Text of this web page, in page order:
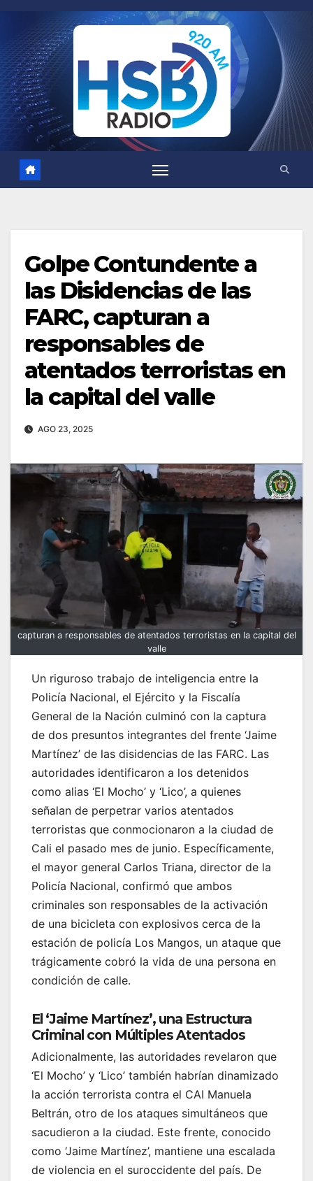
contenido
Golpe Contundente a
las Disidencias de las
FARC, capturan a
responsables de
atentados terroristas en
la capital del valle
AGO 23, 2025
capturan a responsables de atentados terroristas en la capital del
valle
Un riguroso trabajo de inteligencia entre la
Policía Nacional, el Ejército y la Fiscalía
General de la Nación culminó con la captura
de dos presuntos integrantes del frente ‘Jaime
Martínez’ de las disidencias de las FARC. Las
autoridades identificaron a los detenidos
como alias ‘El Mocho’ y ‘Lico’, a quienes
señalan de perpetrar varios atentados
terroristas que conmocionaron a la ciudad de
Cali el pasado mes de junio. Específicamente,
el mayor general Carlos Triana, director de la
Policía Nacional, confirmó que ambos
criminales son responsables de la activación
de una bicicleta con explosivos cerca de la
estación de policía Los Mangos, un ataque que
trágicamente cobró la vida de una persona en
condición de calle.
El ‘Jaime Martínez’, una Estructura
Criminal con Múltiples Atentados
Adicionalmente, las autoridades revelaron que
‘El Mocho’ y ‘Lico’ también habrían dinamizado
la acción terrorista contra el CAI Manuela
Beltrán, otro de los ataques simultáneos que
sacudieron a la ciudad. Este frente, conocido
como ‘Jaime Martínez’, mantiene una escalada
de violencia en el suroccidente del país. De